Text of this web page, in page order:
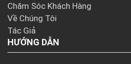
Chăm Sóc Khách Hàng
Về Chúng Tôi
Tác Giả
HƯỚNG DẪN